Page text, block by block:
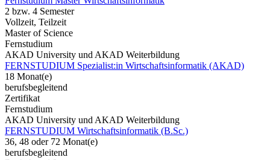
2 bzw. 4 Semester
Vollzeit, Teilzeit
Master of Science
Fernstudium
AKAD University und AKAD Weiterbildung
FERNSTUDIUM Spezialist:in Wirtschaftsinformatik (AKAD)
18 Monat(e)
berufsbegleitend
Zertifikat
Fernstudium
AKAD University und AKAD Weiterbildung
FERNSTUDIUM Wirtschaftsinformatik (B.Sc.)
36, 48 oder 72 Monat(e)
berufsbegleitend